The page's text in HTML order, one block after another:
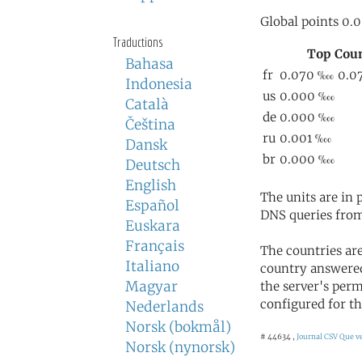
Traductions
Bahasa
Indonesia
Català
Čeština
Dansk
Deutsch
English
Español
Euskara
Français
Italiano
Magyar
Nederlands
Norsk (bokmål)
Norsk (nynorsk)
The units are in
DNS queries
The countries
country
the server's
configured for
# 44634 , Journal CSVQue